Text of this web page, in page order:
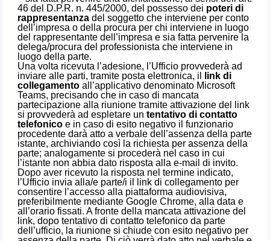
46 del D.P.R. n. 445/2000, del possesso dei poteri di
rappresentanza del soggetto che interviene per conto
dell’impresa o della procura per chi interviene in luogo
del rappresentante dell’impresa e sia fatta pervenire la
delega/procura del professionista che interviene in
luogo della parte.
Una volta ricevuta l’adesione, l’Ufficio provvederà ad
inviare alle parti, tramite posta elettronica, il
link di
collegamento all’applicativo denominato Microsoft
Teams, precisando che in caso di mancata
partecipazione alla riunione tramite attivazione del link
si provvederà ad espletare untentativo di contatto
telefonico e in caso di esito negativo il funzionario
procedente darà atto a verbale dell’assenza della parte
istante, archiviando così la richiesta per assenza della
parte; analogamente si procederà nel caso in cui
l’istante non abbia dato risposta alla e-mail di invito.
Dopo aver ricevuto la risposta nel termine indicato,
l’Ufficio invia alla/e parte/i il link di collegamento per
consentire l’accesso alla piattaforma audiovisiva,
preferibilmente mediante Google Chrome, alla data e
all’orario fissati. A fronte della mancata attivazione del
link, dopo tentativo di contatto telefonico da parte
dell’ufficio, la riunione si chiude con esito negativo per